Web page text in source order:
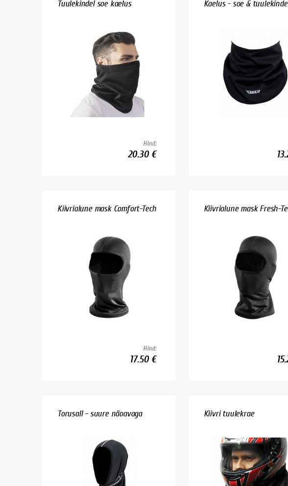
Tuulekindel soe kaelus
Hind:
20.30 €
Kaelus - soe &
Kiivrialune mask Comfort-Tech
Hind:
17.50 €
Kiivrialune mask Fresh-
Torusall - suure näoavaga Kiivri tuulekrae